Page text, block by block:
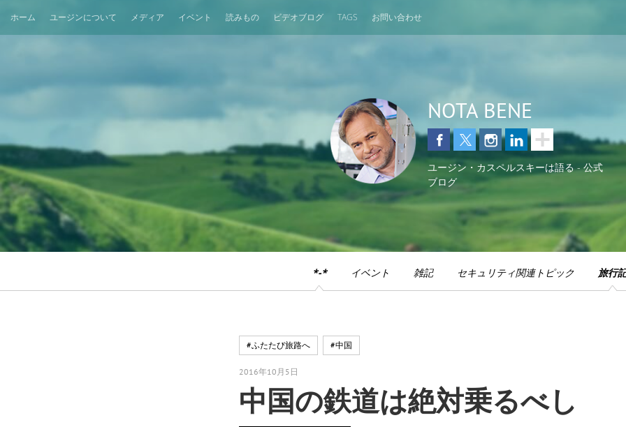
ホーム ユージンについて メディア イベント 読みもの ビデオブログ TAGS お問い合わせ
NOTA BENE
ユージン・カスペルスキーは語る - 公式
ブログ
*-* イベント 雑記 セキュリティ関連トピック 旅行
#ふたたび旅路へ #中国
2016年10月5日
中国の鉄道は絶対乗るべし